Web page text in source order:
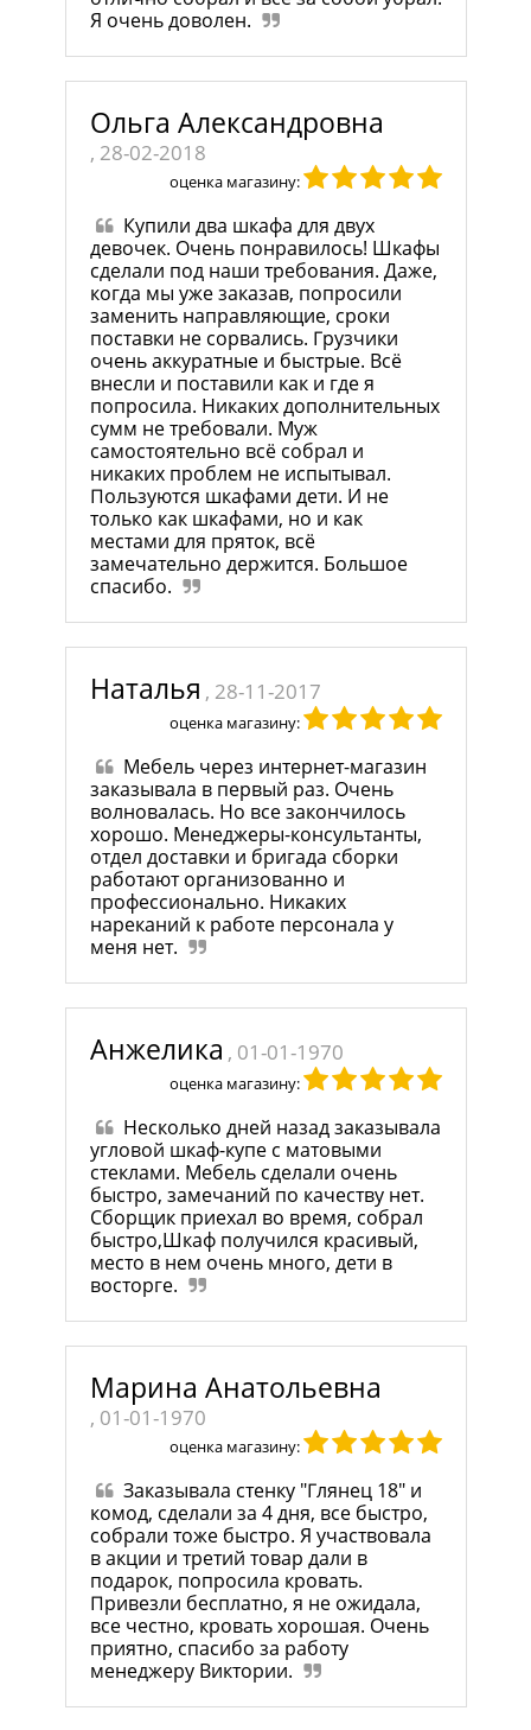
Я очень доволен.
Ольга Александровна
, 28-02-2018
оценка магазину:
Купили два шкафа для двух
девочек. Очень понравилось! Шкафы
сделали под наши требования. Даже,
когда мы уже заказав, попросили
заменить направляющие, сроки
поставки не сорвались. Грузчики
очень аккуратные и быстрые. Всё
внесли и поставили как и где я
попросила. Никаких дополнительных
сумм не требовали. Муж
самостоятельно всё собрал и
никаких проблем не испытывал.
Пользуются шкафами дети. И не
только как шкафами, но и как
местами для пряток, всё
замечательно держится. Большое
спасибо.
Наталья , 28-11-2017
оценка магазину:
Мебель через интернет-магазин
заказывала в первый раз. Очень
волновалась. Но все закончилось
хорошо. Менеджеры-консультанты,
отдел доставки и бригада сборки
работают организованно и
профессионально. Никаких
нареканий к работе персонала у
меня нет.
Анжелика , 01-01-1970
оценка магазину:
Несколько дней назад заказывала
угловой шкаф-купе с матовыми
стеклами. Мебель сделали очень
быстро, замечаний по качеству нет.
Сборщик приехал во время, собрал
быстро,Шкаф получился красивый,
место в нем очень много, дети в
восторге.
Марина Анатольевна
, 01-01-1970
оценка магазину:
Заказывала стенку "Глянец 18" и
комод, сделали за 4 дня, все быстро,
собрали тоже быстро. Я участвовала
в акции и третий товар дали в
подарок, попросила кровать.
Привезли бесплатно, я не ожидала,
все честно, кровать хорошая. Очень
приятно, спасибо за работу
менеджеру Виктории.